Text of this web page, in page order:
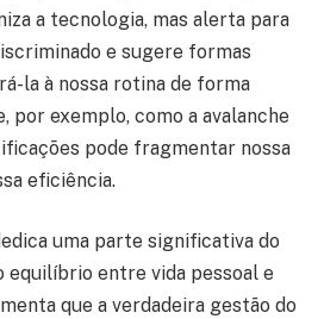
a tecnologia, mas alerta para
e sugere formas
la à nossa rotina de forma
por exemplo, como a avalanche
pode fragmentar nossa
eficiência.
uma parte significativa do
equilíbrio entre vida pessoal e
que a verdadeira gestão do